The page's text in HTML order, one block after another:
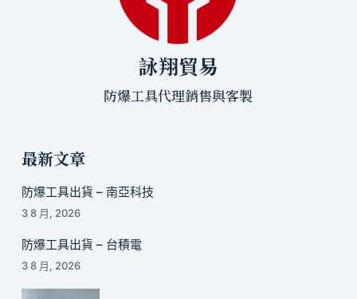
詠翔貿易
防爆工具代理銷售與客製
最新文章
防爆工具出貨 – 南亞科技
3 8 月, 2026
防爆工具出貨 – 台積電
3 8 月, 2026